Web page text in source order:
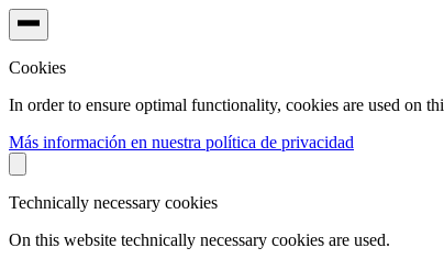
Cookies
In order to ensure optimal functionality, cookies are used on
Más información en nuestra política de privacidad
Technically necessary cookies
On this website technically necessary cookies are used.